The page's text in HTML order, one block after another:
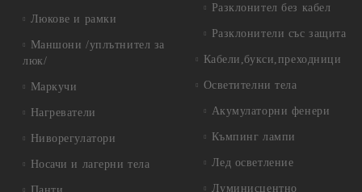
Люкове и рамки
Маншони /уплътнител за
люк/
Маркучи
Нагреватели
Ниворегулатори
Носачи и лагерни тела
Разклонител без кабел
Разклонители със защита
Кабели,букси,преходници
Осветителни тела
Акумулаторни фенери
Къмпинг лампи
Лед осветление
Луминисцентно